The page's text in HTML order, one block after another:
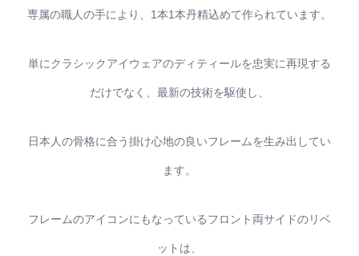
専属の職人の手により、1本1本丹精込めて作られています。
単にクラシックアイウェアのディティールを忠実に再現する
だけでなく、最新の技術を駆使し、
日本人の骨格に合う掛け心地の良いフレームを生み出してい
ます。
フレームのアイコンにもなっているフロント両サイドのリベ
ットは、